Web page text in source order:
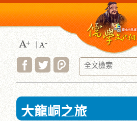
到
主
要
內
容
區
塊